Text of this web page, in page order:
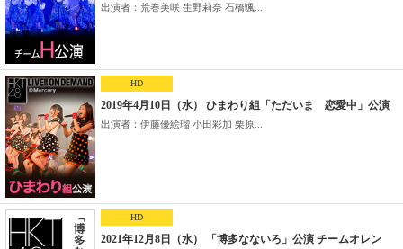
出演者：荒巻美咲 生野莉奈 石橋颯...
HD
2019年4月10日（水） ひまわり組「ただいま 恋愛中」公演
出演者：伊藤優絵瑠 小田彩加 栗原...
HD
2021年12月8日（水） 「博多なないろ」公演 チームオレン